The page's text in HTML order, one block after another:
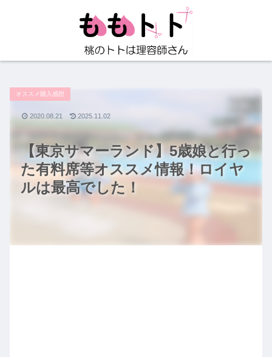
【東京サマーランド】5歳娘と行っ
た有料席等オススメ情報！ロイヤ
ルは最高でした！
オススメ購入感想
2020.08.21 2025.11.02